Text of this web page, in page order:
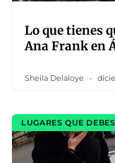
Lo que tienes
Ana Frank en
Sheila Delaloye
LUGARES QUE